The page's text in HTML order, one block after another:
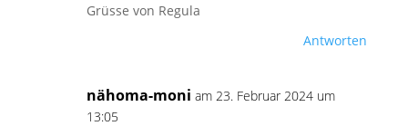
Grüsse von Regula
Antworten
nähoma-moni am 23. Februar 2024 um
13:05